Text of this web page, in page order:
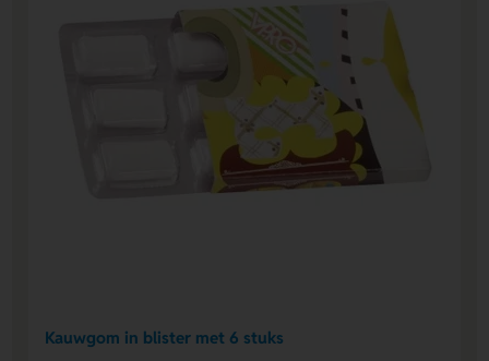
Kauwgom in blister met 6 stuks